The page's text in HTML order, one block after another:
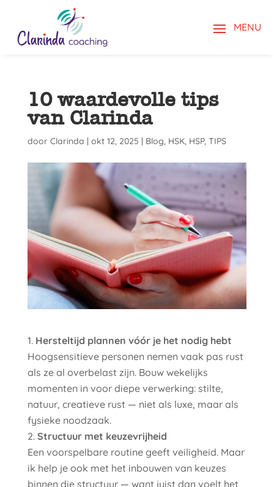
10 waardevolle tips
van Clarinda
door Clarinda okt 12, 2025 Blog, HSK, HSP, TIPS
Hersteltijd plannen vóór je het nodig hebt
Hoogsensitieve personen nemen vaak pas rust
als ze al overbelast zijn. Bouw wekelijks
momenten in voor diepe verwerking: stilte,
natuur, creatieve rust — niet als luxe, maar als
fysieke noodzaak.
Structuur met keuzevrijheid
Een voorspelbare routine geeft veiligheid. Maar
ik help je ook met het inbouwen van keuzes
binnen die structuur — want juist dan voelt het